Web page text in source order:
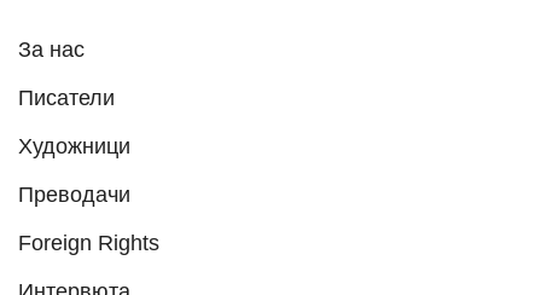
За нас
Писатели
Художници
Преводачи
Foreign Rights